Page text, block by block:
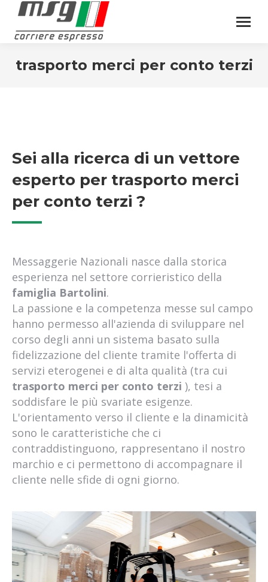
trasporto merci per conto terzi
Sei alla ricerca di un vettore
esperto per trasporto merci
per conto terzi ?
Messaggerie Nazionali nasce dalla storica
esperienza nel settore corrieristico della
famiglia Bartolini.
La passione e la competenza messe sul campo
hanno permesso all'azienda di sviluppare nel
corso degli anni un sistema basato sulla
fidelizzazione del cliente tramite l'offerta di
servizi eterogenei e di alta qualità (tra cui
trasporto merci per conto terzi ), tesi a
soddisfare le più svariate esigenze.
L'orientamento verso il cliente e la dinamicità
sono le caratteristiche che ci
contraddistinguono, rappresentano il nostro
marchio e ci permettono di accompagnare il
cliente nelle sfide di ogni giorno.